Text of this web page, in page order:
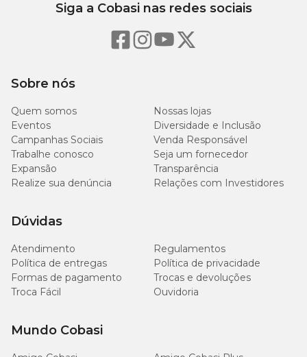
Sobre nós
Quem somos
Nossas lojas
Eventos
Diversidade e Inclusão
Campanhas Sociais
Venda Responsável
Trabalhe conosco
Seja um fornecedor
Expansão
Transparência
Realize sua denúncia
Relações com Investidores
Dúvidas
Atendimento
Regulamentos
Política de entregas
Política de privacidade
Formas de pagamento
Trocas e devoluções
Troca Fácil
Ouvidoria
Mundo Cobasi
Siga a Cobasi nas redes sociais